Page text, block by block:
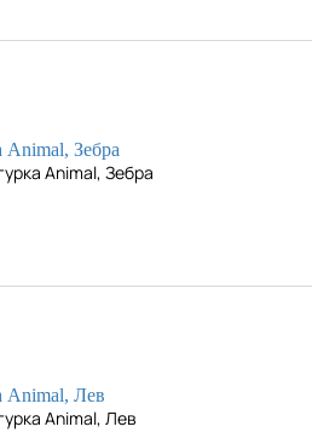
Animal, Зебра
Animal, Лев